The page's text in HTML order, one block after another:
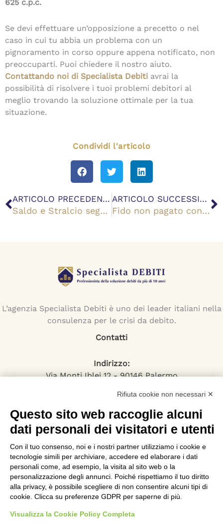
625 c.p.c.
Se devi effettuare un’opposizione a precetto o nel
caso in cui tu abbia un problema con un
pignoramento in corso oppure appena notificato, non
preoccuparti. Puoi chiedere il nostro aiuto.
Contattando noi di Specialista Debiti avrai la
possibilità di risolvere i tuoi problemi debitori al
meglio trovando la soluzione ottimale per la tua
situazione.
Condividi l'articolo
Precedente ARTICOLO PRECEDENTE
Saldo e Stralcio segnalazione centrale rischi: quando avviene la cancellazione?
ARTICOLO SUCCESSIVO
Fido non pagato conseguenze per il debitore
L’agenzia Specialista Debiti è uno dei leader italiani nella
consulenza per le crisi da debito.
Contatti
Indirizzo:
Via Monti Iblei 12 - 90146 Palermo
Numero Verde:
800-034.597
Email:
contattaci@specialistadebiti.it
I nostri servizi
Esdebitamento
Legge 3
Consolidamento Debiti
Sovraindebitamento
Rifiuta cookie non necessari ✕
Questo sito web raccoglie alcuni
dati personali dei visitatori e utenti
Con il tuo consenso, noi e i nostri partner utilizziamo i cookie e
tecnologie simili per archiviare, accedere ed elaborare i dati
personali come, ad esempio, la visita al sito web o la
personalizzazione degli annunci. Poiché rispettiamo il tuo diritto
alla privacy, è possibile scegliere di non consentire alcuni tipi di
cookie. Clicca su preferenze GDPR per saperne di più.
Visualizza la Cookie Policy Completa